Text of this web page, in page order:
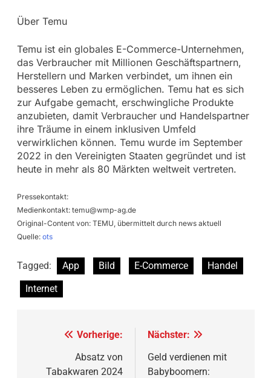
Über Temu
Temu ist ein globales E-Commerce-Unternehmen,
das Verbraucher mit Millionen Geschäftspartnern,
Herstellern und Marken verbindet, um ihnen ein
besseres Leben zu ermöglichen. Temu hat es sich
zur Aufgabe gemacht, erschwingliche Produkte
anzubieten, damit Verbraucher und Handelspartner
ihre Träume in einem inklusiven Umfeld
verwirklichen können. Temu wurde im September
2022 in den Vereinigten Staaten gegründet und ist
heute in mehr als 80 Märkten weltweit vertreten.
Pressekontakt:
Medienkontakt: temu@wmp-ag.de
Original-Content von: TEMU, übermittelt durch news aktuell
Quelle: ots
Tagged: App Bild E-Commerce
Handel
Internet
Beitragsnavigation
Vorherige:
Absatz von
Tabakwaren 2024
Nächster:
Geld verdienen mit
Babyboomern: